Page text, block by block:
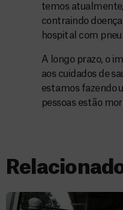
temos
contraindo
hospital com
A longo prazo, o
aos cuidados de
estamos fazendo
pessoas estão